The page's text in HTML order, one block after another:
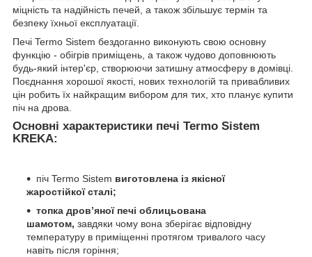
міцність та надійність печей, а також збільшує термін та
безпеку їхньої експлуатації.
Печі Termo Sistem бездоганно виконують свою основну
функцію - обігрів приміщень, а також чудово доповнюють
будь-який інтер'єр, створюючи затишну атмосферу в домівці.
Поєднання хорошої якості, нових технологій та привабливих
цін робить їх найкращим вибором для тих, хто планує купити
піч на дрова.
Основні характеристики печі Termo Sistem
KREKA:
піч Termo Sistem виготовлена із якісної
жаростійкої сталі;
топка дров’яної печі облицьована
шамотом, завдяки чому вона зберігає відповідну
температуру в приміщенні протягом тривалого часу
навіть після горіння;